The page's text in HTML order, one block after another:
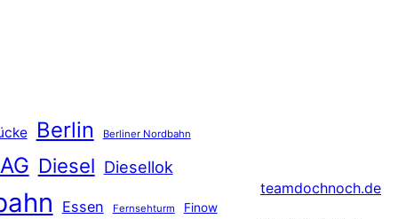
Berlin Berliner Nordbahn
Diesel Diesellok
Essen Fernsehturm Finow
teamdochnoch.de